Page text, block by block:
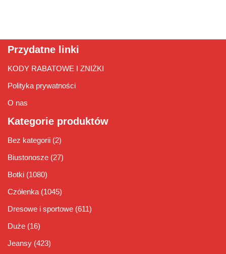
Przydatne linki
KODY RABATOWE I ZNIŻKI
Polityka prywatności
O nas
Kategorie produktów
Bez kategorii (2)
Biustonosze (27)
Botki (1080)
Czółenka (1045)
Dresowe i sportowe (611)
Duże (16)
Jeansy (423)